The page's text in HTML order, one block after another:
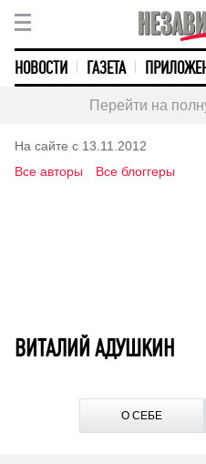
НОВОСТИ ГАЗЕТА
Перейти на
На сайте с 13.11.2012
Все авторы
Все блоггеры
ВИТАЛИЙ АДУШКИН
О СЕБЕ